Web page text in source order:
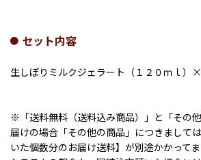
セット内容
生しぼりミルクジェラート（１２０ｍｌ）
※「送料無料（送料込み商品）」と「その
届けの場合「その他の商品」につきまして
いた個数分のお届け送料】が別途かかってま